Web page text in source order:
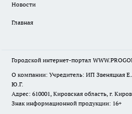
Новости
Главная
Городской интернет-портал
О компании: Учредитель: ИП Звеняцкая
Ю.Г.
Адрес: 610001, Кировская область, г.
Знак информационной продукции: 16+